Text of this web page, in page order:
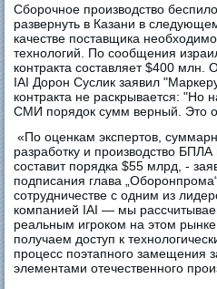
Сборочное производство
развернуть в Казани в
качестве поставщика
технологий. По сообщения
контракта составляет $400
IAI Дорон Суслик заявил
контракта не раскрывается: "Но
СМИ порядок сумм верный. Это
«По оценкам экспертов,
разработку и производство
составит порядка $55 млрд, -
подписания глава
сотрудничестве с одним из
компанией IAI — мы
реальным игроком на этом
получаем доступ к
процесс поэтапного замещения
элементами отечественного